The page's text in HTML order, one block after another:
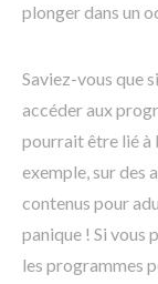
plonger dans un
Saviez-vous que
accéder aux
pourrait être lié à
exemple, sur des
contenus pour
panique ! Si vous
les programmes